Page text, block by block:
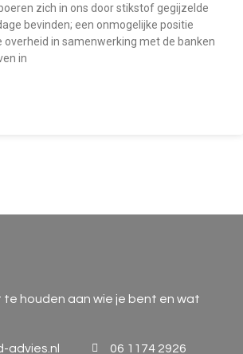
zich in ons door stikstof gegijzelde
bevinden; een onmogelijke positie
overheid in samenwerking met de banken
in
te houden aan wie je bent en wat
advies.nl 06 1174 2926